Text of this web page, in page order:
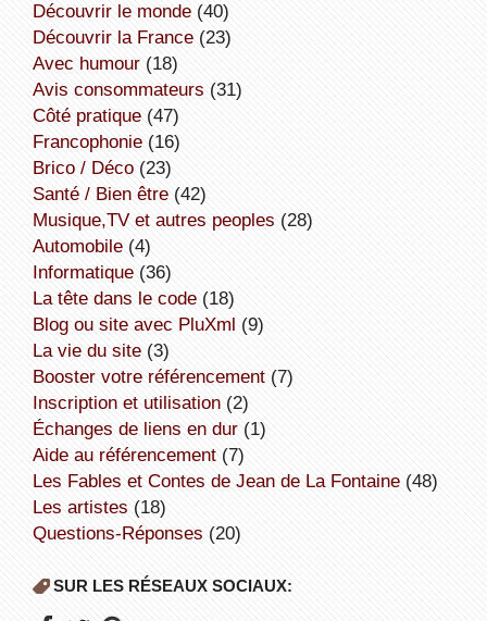
découvrir le monde(40)
découvrir la France(23)
avec humour(18)
avis consommateurs (31)
côté pratique(47)
Francophonie(16)
Brico / Déco(23)
Santé / Bien être(42)
Musique,TV et autres peoples (28)
Automobile(4)
informatique(36)
la tête dans le code(18)
Blog ou site avec PluXml (9)
la vie du site(3)
booster votre référencement(7)
inscription et utilisation(2)
échanges de liens en dur(1)
aide au référencement(7)
Les Fables et Contes de Jean de La Fontaine(48)
Les artistes (18)
Questions-Réponses (20)
SUR LES RÉSEAUX SOCIAUX: